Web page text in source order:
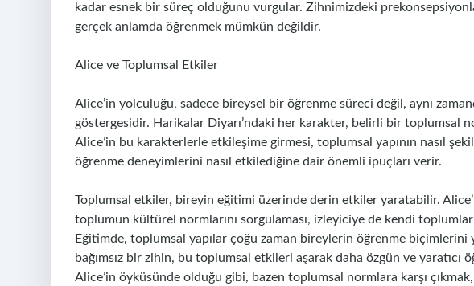
kadar esnek bir süreç olduğunu vurgular. Zihnimizdeki
gerçek anlamda öğrenmek mümkün değildir.
Alice ve Toplumsal Etkiler
Alice’in yolculuğu, sadece bireysel bir öğrenme süreci değil, aynı
göstergesidir. Harikalar Diyarı’ndaki her karakter, belirli bir toplumsal
Alice’in bu karakterlerle etkileşime girmesi, toplumsal yapının nasıl
öğrenme deneyimlerini nasıl etkilediğine dair önemli ipuçları verir.
Toplumsal etkiler, bireyin eğitimi üzerinde derin etkiler yaratabilir.
toplumun kültürel normlarını sorgulaması, izleyiciye de kendi
Eğitimde, toplumsal yapılar çoğu zaman bireylerin öğrenme
bağımsız bir zihin, bu toplumsal etkileri aşarak daha özgün ve yaratıcı
Alice’in öyküsünde olduğu gibi, bazen toplumsal normlara karşı